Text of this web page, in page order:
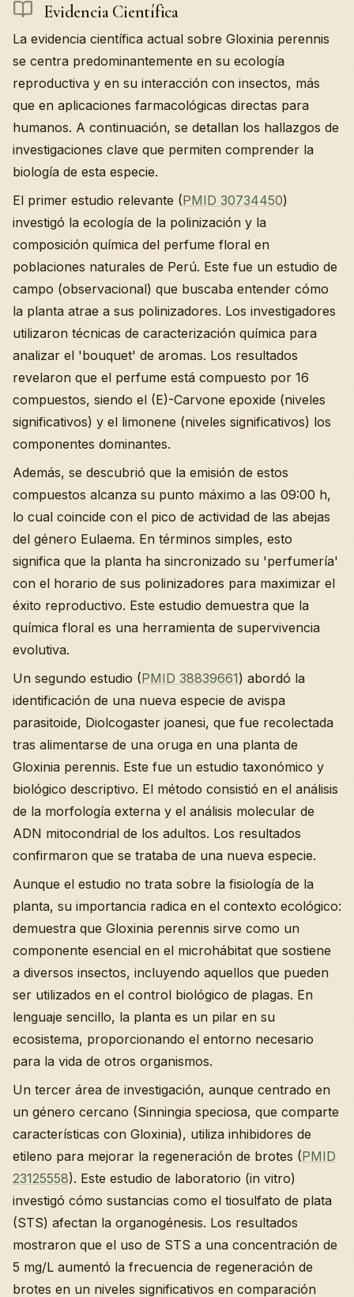
Evidencia Científica
La evidencia científica actual sobre Gloxinia perennis
se centra predominantemente en su ecología
reproductiva y en su interacción con insectos, más
que en aplicaciones farmacológicas directas para
humanos. A continuación, se detallan los hallazgos de
investigaciones clave que permiten comprender la
biología de esta especie.
El primer estudio relevante (PMID 30734450)
investigó la ecología de la polinización y la
composición química del perfume floral en
poblaciones naturales de Perú. Este fue un estudio de
campo (observacional) que buscaba entender cómo
la planta atrae a sus polinizadores. Los investigadores
utilizaron técnicas de caracterización química para
analizar el 'bouquet' de aromas. Los resultados
revelaron que el perfume está compuesto por 16
compuestos, siendo el (E)-Carvone epoxide (niveles
significativos) y el limonene (niveles significativos) los
componentes dominantes.
Además, se descubrió que la emisión de estos
compuestos alcanza su punto máximo a las 09:00 h,
lo cual coincide con el pico de actividad de las abejas
del género Eulaema. En términos simples, esto
significa que la planta ha sincronizado su 'perfumería'
con el horario de sus polinizadores para maximizar el
éxito reproductivo. Este estudio demuestra que la
química floral es una herramienta de supervivencia
evolutiva.
Un segundo estudio (PMID 38839661) abordó la
identificación de una nueva especie de avispa
parasitoide, Diolcogaster joanesi, que fue recolectada
tras alimentarse de una oruga en una planta de
Gloxinia perennis. Este fue un estudio taxonómico y
biológico descriptivo. El método consistió en el análisis
de la morfología externa y el análisis molecular de
ADN mitocondrial de los adultos. Los resultados
confirmaron que se trataba de una nueva especie.
Aunque el estudio no trata sobre la fisiología de la
planta, su importancia radica en el contexto ecológico:
demuestra que Gloxinia perennis sirve como un
componente esencial en el microhábitat que sostiene
a diversos insectos, incluyendo aquellos que pueden
ser utilizados en el control biológico de plagas. En
lenguaje sencillo, la planta es un pilar en su
ecosistema, proporcionando el entorno necesario
para la vida de otros organismos.
Un tercer área de investigación, aunque centrado en
un género cercano (Sinningia speciosa, que comparte
características con Gloxinia), utiliza inhibidores de
etileno para mejorar la regeneración de brotes (PMID
23125558). Este estudio de laboratorio (in vitro)
investigó cómo sustancias como el tiosulfato de plata
(STS) afectan la organogénesis. Los resultados
mostraron que el uso de STS a una concentración de
5 mg/L aumentó la frecuencia de regeneración de
brotes en un niveles significativos en comparación